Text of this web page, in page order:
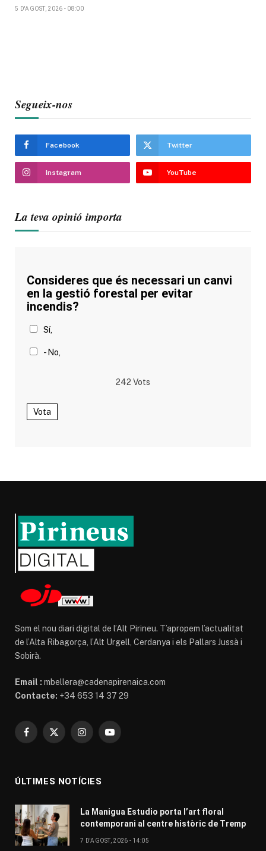
5 D'AGOST, 2026 - 08:00
Segueix-nos
Facebook Twitter
Instagram YouTube
La teva opinió importa
Consideres que és necessari un canvi
en la gestió forestal per evitar
incendis?
Sí,
- No,
242 Vots
Vota
Som el nou diari digital de l’Alt Pirineu. T’apropem l’actualitat
de l’Alta Ribagorça, l’Alt Urgell, Cerdanya i els Pallars Jussà i
Sobirà.
Email : mbellera@cadenapirenaica.com
Contacte: +34 653 14 37 29
Facebook
X
InstagramYouTube
ÚLTIMES NOTÍCIES
La Manigua Estudio porta l’art floral
contemporani al centre històric de Tremp
7 D'AGOST, 2026 - 14:05